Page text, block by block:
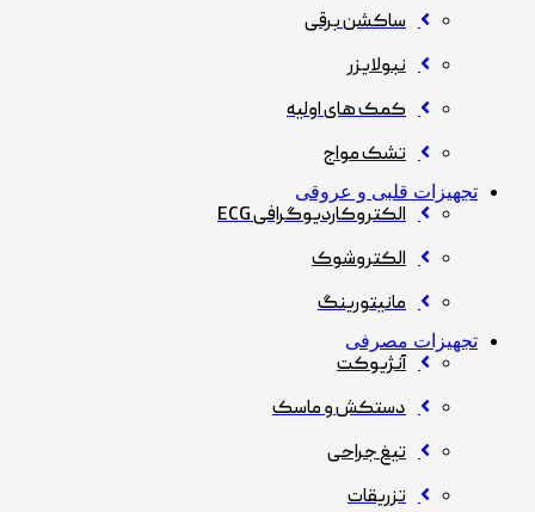
ساکشن برقی
نبولایزر
کمک های اولیه
تشک مواج
تجهیزات قلبی و عروقی
الکتروکاردیوگرافی ECG
الکتروشوک
مانیتورینگ
تجهیزات مصرفی
آنژیوکت
دستکش و ماسک
تیغ جراحی
تزریقات